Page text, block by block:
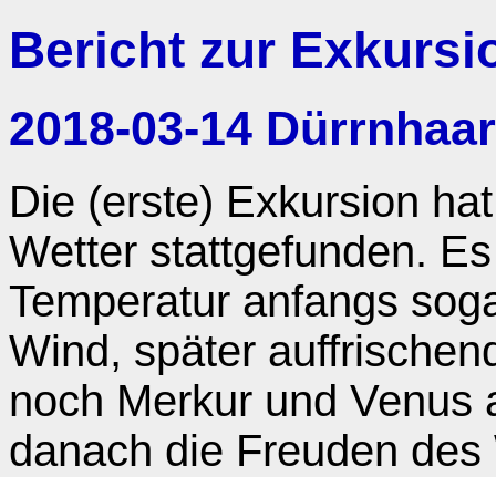
Bericht zur
2018-03-14 Dürrnhaar
Die (erste) Exkursion
Wetter stattgefunden.
Temperatur anfangs
Wind, später
noch Merkur und Venus
danach die Freuden